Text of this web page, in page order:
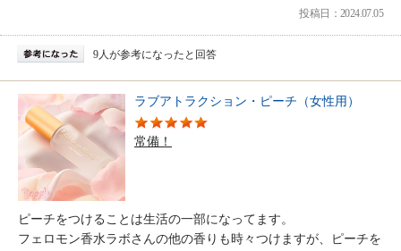
投稿日：2024.07.05
9人が参考になったと回答
ラブアトラクション・ピーチ（女性用）
常備！
ピーチをつけることは生活の一部になってます。
フェロモン香水ラボさんの他の香りも時々つけますが、ピーチを